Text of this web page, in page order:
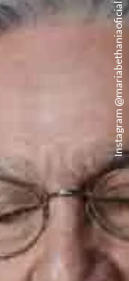
Instagram @mariabethaniaoficial